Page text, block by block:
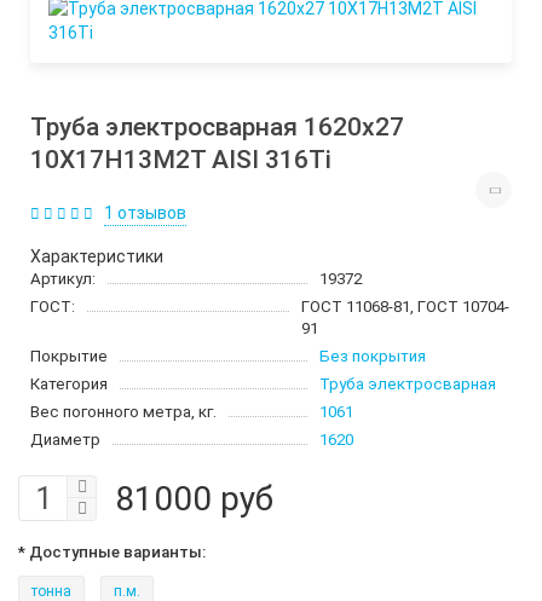
Труба электросварная 1620х27
10Х17Н13М2Т AISI 316Ti
1 отзывов
Характеристики
Артикул:
19372
ГОСТ:
ГОСТ 11068-81, ГОСТ 10704-
91
Покрытие
Без покрытия
Категория
Труба электросварная
Вес погонного метра, кг.
1061
Диаметр
1620
81000 руб
* Доступные варианты:
тонна п.м.